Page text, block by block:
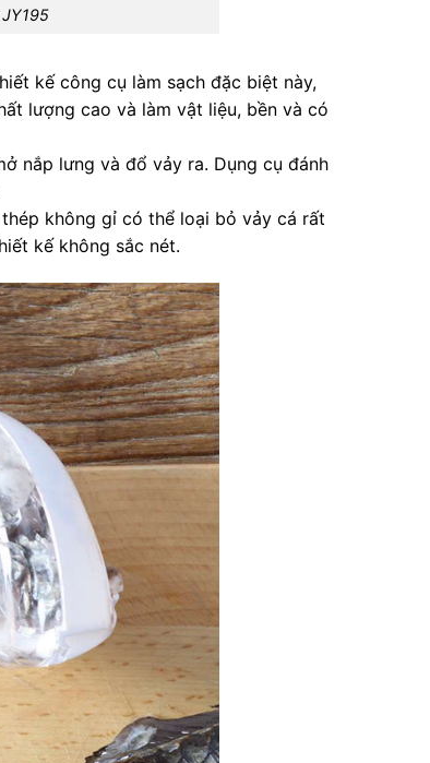
kế công cụ làm sạch đặc biệt này,
lượng cao và làm vật liệu, bền và có
nắp lưng và đổ vảy ra. Dụng cụ đánh
không gỉ có thể loại bỏ vảy cá rất
kế không sắc nét.